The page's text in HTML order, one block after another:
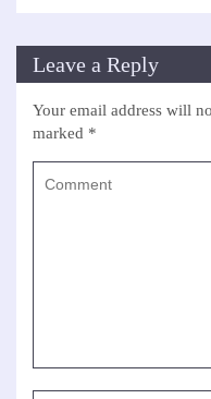
Leave a Reply
Your email address will
marked *